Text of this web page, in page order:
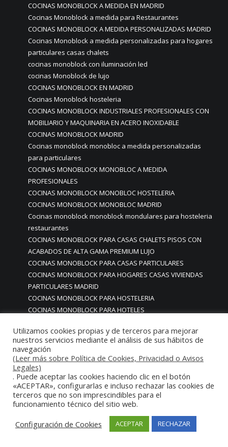
COCINAS MONOBLOCK A MEDIDA EN MADRID
Cocinas Monoblock a medida para Restaurantes
COCINAS MONOBLOCK A MEDIDA PERSONALIZADAS MADRID
Cocinas Monoblock a medida personalizadas para hogares
particulares casas chalets
cocinas monoblock con iluminación led
cocinas Monoblock de lujo
COCINAS MONOBLOCK EN MADRID
Cocinas Monoblock hosteleria
COCINAS MONOBLOCK INDUSTRIALES PROFESIONALES CON
MOBILIARIO Y MAQUINARIA EN ACERO INOXIDABLE
COCINAS MONOBLOCK MADRID
Cocinas monoblock monobloc a medida personalizadas
para particulares
COCINAS MONOBLOCK MONOBLOC A MEDIDA
PROFESIONALES
COCINAS MONOBLOCK MONOBLOC HOSTELERIA
COCINAS MONOBLOCK MONOBLOC MADRID
Cocinas monoblock monoblock mondulares para hosteleria
restaurantes
COCINAS MONOBLOCK PARA CASAS CHALETS PISOS CON
ACABADOS DE ALTA GAMA PREMIUM LUJO
COCINAS MONOBLOCK PARA CASAS PARTICULARES
COCINAS MONOBLOCK PARA HOGARES CASAS VIVIENDAS
PARTICULARES MADRID
COCINAS MONOBLOCK PARA HOSTELERIA
COCINAS MONOBLOCK PARA HOTELES
COCINAS MONOBLOCK PROFESIONALES A MEDIDA
PERSONALIZADAS MADRID
COCINAS MONOBLOCK Y BARRAS A MEDIDA RESTAURANTES
MADRIDD
Cocinas para chef amateur
COCINAS PARA COMEDORES EMPRESAS
cocinas para comedores escolares
COCINAS PARA FOODTRUCKS FOOD TRUCK
COCINAS PARA HOSTELERÍA O PARA HOGARES
Utilizamos cookies propias y de terceros para mejorar
nuestros servicios mediante el análisis de sus hábitos de
navegación
(Leer más sobre Política de Cookies, Privacidad o Avisos
Legales)
. Puede aceptar las cookies haciendo clic en el botón
«ACEPTAR», configurarlas e incluso rechazar las cookies de
terceros que no son imprescindibles para el
funcionamiento técnico del sitio web.
Configuración de Cookies
ACEPTAR RECHAZAR